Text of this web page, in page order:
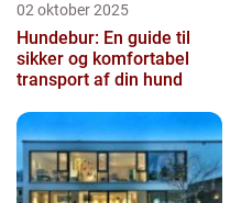
02 oktober 2025
Hundebur: En guide til
sikker og komfortabel
transport af din hund